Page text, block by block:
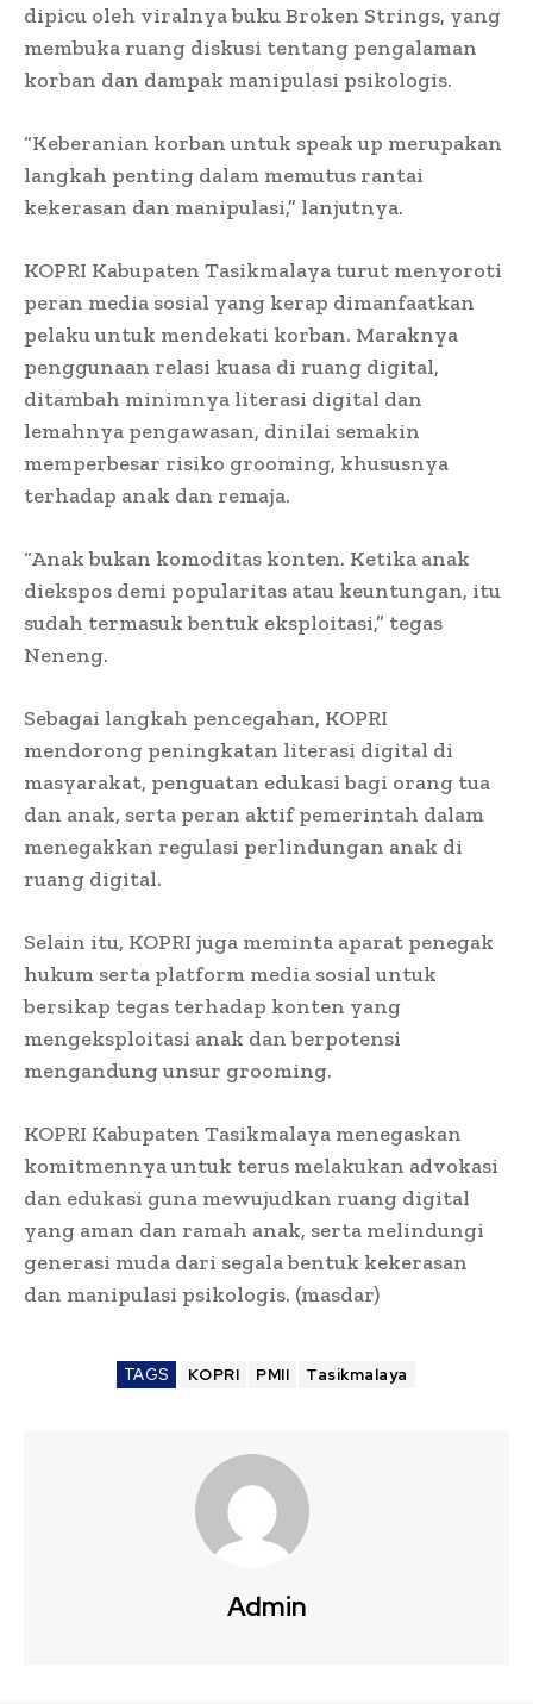
dipicu oleh viralnya buku Broken Strings, yang
membuka ruang diskusi tentang pengalaman
korban dan dampak manipulasi psikologis.
“Keberanian korban untuk speak up merupakan
langkah penting dalam memutus rantai
kekerasan dan manipulasi,” lanjutnya.
KOPRI Kabupaten Tasikmalaya turut menyoroti
peran media sosial yang kerap dimanfaatkan
pelaku untuk mendekati korban. Maraknya
penggunaan relasi kuasa di ruang digital,
ditambah minimnya literasi digital dan
lemahnya pengawasan, dinilai semakin
memperbesar risiko grooming, khususnya
terhadap anak dan remaja.
“Anak bukan komoditas konten. Ketika anak
diekspos demi popularitas atau keuntungan, itu
sudah termasuk bentuk eksploitasi,” tegas
Neneng.
Sebagai langkah pencegahan, KOPRI
mendorong peningkatan literasi digital di
masyarakat, penguatan edukasi bagi orang tua
dan anak, serta peran aktif pemerintah dalam
menegakkan regulasi perlindungan anak di
ruang digital.
Selain itu, KOPRI juga meminta aparat penegak
hukum serta platform media sosial untuk
bersikap tegas terhadap konten yang
mengeksploitasi anak dan berpotensi
mengandung unsur grooming.
KOPRI Kabupaten Tasikmalaya menegaskan
komitmennya untuk terus melakukan advokasi
dan edukasi guna mewujudkan ruang digital
yang aman dan ramah anak, serta melindungi
generasi muda dari segala bentuk kekerasan
dan manipulasi psikologis. (masdar)
TAGS KOPRI PMII Tasikmalaya
Admin